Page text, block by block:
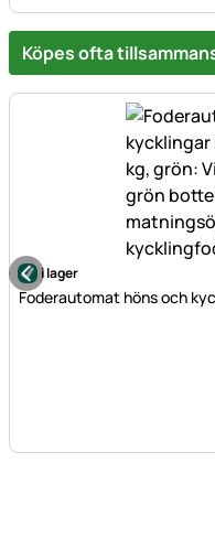
Köpes ofta
i lager
Foderautomat höns och